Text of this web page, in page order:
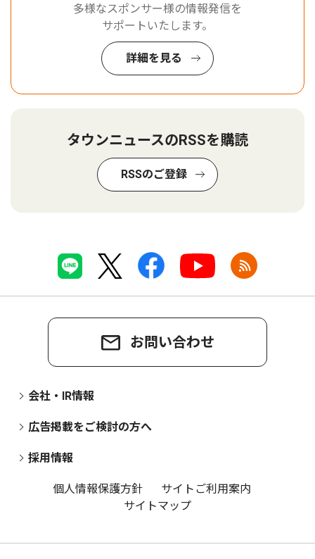
多様なスポンサー様の情報発信を
サポートいたします。
詳細を見る
タウンニュースのRSSを購読
RSSのご登録
お問い合わせ
会社・IR情報
広告掲載をご検討の方へ
採用情報
個人情報保護方針
サイトご利用案内
サイトマップ